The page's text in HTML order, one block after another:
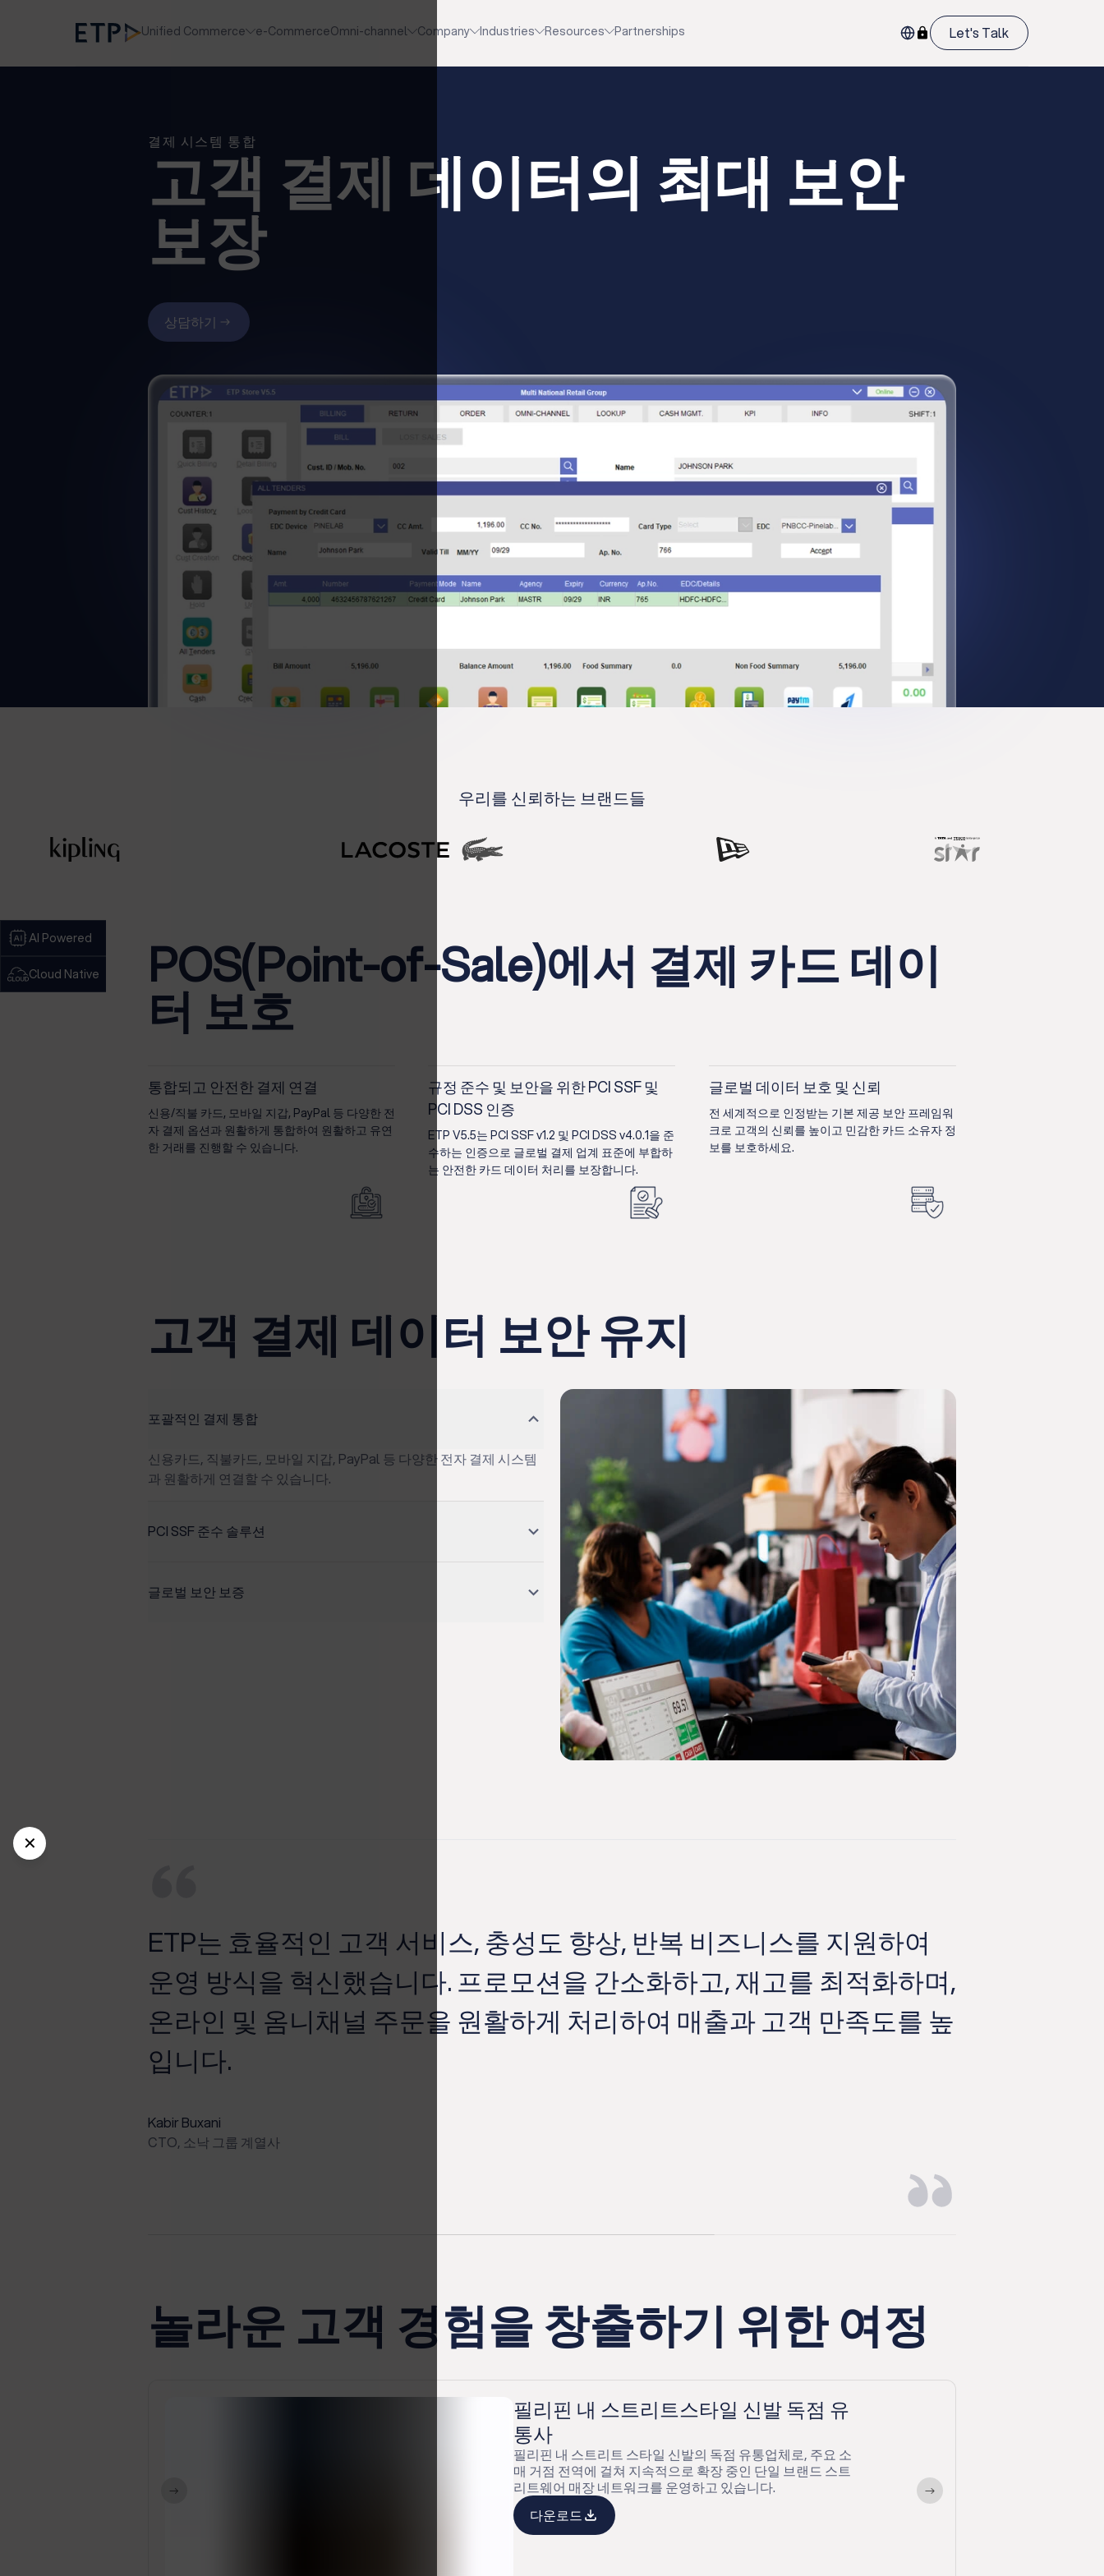
AI Powered
Cloud Native
Unified Commerce e-CommerceOmni-channel Company Industries Resources Partnerships Let's Talk
결제 시스템 통합
고객 결제 데이터의 최대 보안
보장
상담하기
우리를 신뢰하는 브랜드들
POS(Point-of-Sale)에서 결제 카드 데이
터 보호
통합되고 안전한 결제 연결
신용/직불 카드, 모바일 지갑, PayPal 등 다양한 전
자 결제 옵션과 원활하게 통합하여 원활하고 유연
한 거래를 진행할 수 있습니다.
규정 준수 및 보안을 위한 PCI SSF 및
PCI DSS 인증
ETP V5.5는 PCI SSF v1.2 및 PCI DSS v4.0.1을 준
수하는 인증으로 글로벌 결제 업계 표준에 부합하
는 안전한 카드 데이터 처리를 보장합니다.
글로벌 데이터 보호 및 신뢰
전 세계적으로 인정받는 기본 제공 보안 프레임워
크로 고객의 신뢰를 높이고 민감한 카드 소유자 정
보를 보호하세요.
고객 결제 데이터 보안 유지
포괄적인 결제 통합
신용카드, 직불카드, 모바일 지갑, PayPal 등 다양한 전자 결제 시스템
과 원활하게 연결할 수 있습니다.
PCI SSF 준수 솔루션
는 것으로 인증받은 ETP V5.5 제품군으로 안전한 카드 데이터 처리를
글로벌 보안 보증
ETP는 효율적인 고객 서비스, 충성도 향상, 반복 비즈니스를 지원하여
운영 방식을 혁신했습니다. 프로모션을 간소화하고, 재고를 최적화하며,
온라인 및 옴니채널 주문을 원활하게 처리하여 매출과 고객 만족도를 높
입니다.
Kabir Buxani
CTO, 소낙 그룹 계열사
놀라운 고객 경험을 창출하기 위한 여정
필리핀 내 스트리트스타일 신발 독점 유
통사
필리핀 내 스트리트 스타일 신발의 독점 유통업체로, 주요 소
매 거점 전역에 걸쳐 지속적으로 확장 중인 단일 브랜드 스트
리트웨어 매장 네트워크를 운영하고 있습니다.
다운로드
✕